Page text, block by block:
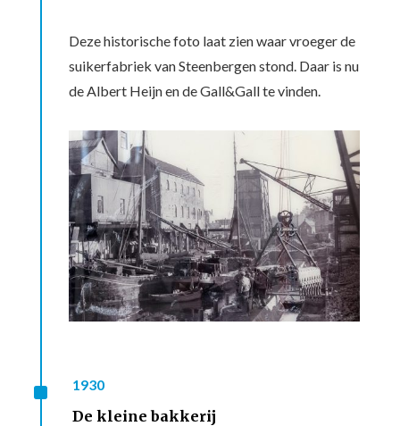
Deze historische foto laat zien waar vroeger de
suikerfabriek van Steenbergen stond. Daar is nu
de Albert Heijn en de Gall&Gall te vinden.
^ 1930
De kleine bakkerij